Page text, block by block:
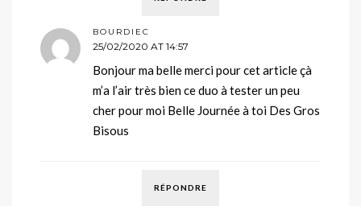
BOURDIEC
25/02/2020 AT 14:57
Bonjour ma belle merci pour cet article çà
m’a l’air très bien ce duo à tester un peu
cher pour moi Belle Journée à toi Des Gros
Bisous
RÉPONDRE